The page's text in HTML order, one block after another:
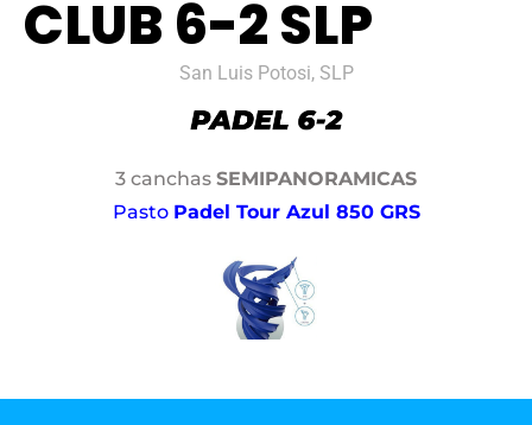
CLUB 6-2 SLP
San Luis Potosi, SLP
3 canchas SEMIPANORAMICAS
Pasto Padel Tour Azul 850 GRS